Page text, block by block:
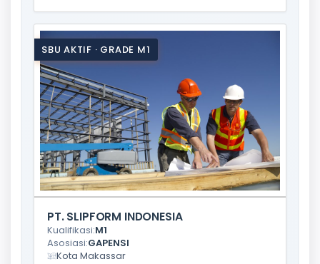
SBU AKTIF · GRADE M1
PT. SLIPFORM INDONESIA
Kualifikasi:M1
Asosiasi:GAPENSI
Kota Makassar